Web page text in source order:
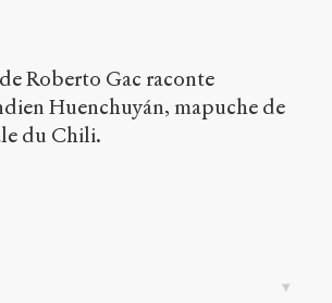
Roberto Gac raconte
Huenchuyán, mapuche de
du Chili.